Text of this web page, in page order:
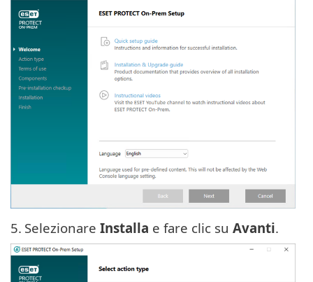
5. Selezionare Installa e fare clic su Avanti.